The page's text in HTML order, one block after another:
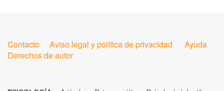
Contacto Aviso legal y política de privacidad
Ayuda
Derechos de autor